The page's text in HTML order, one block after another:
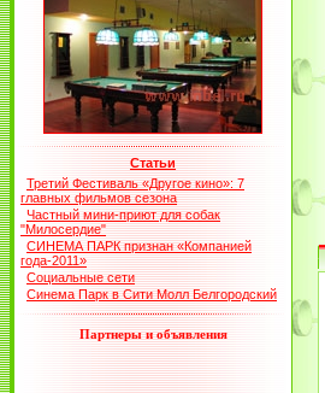
Статьи
Третий Фестиваль «Другое кино»: 7
главных фильмов сезона
Частный мини-приют для собак
"Милосердие"
СИНЕМА ПАРК признан «Компанией
года-2011»
Социальные сети
Синема Парк в Сити Молл Белгородский
Партнеры и объявления